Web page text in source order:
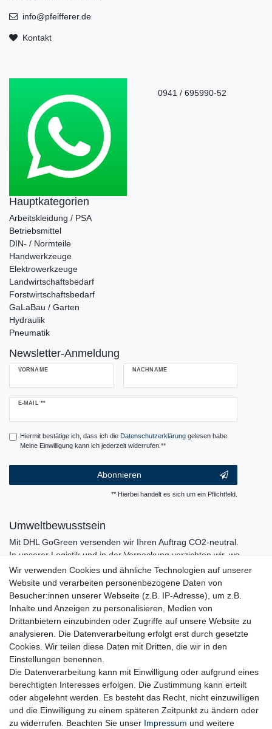
info@pfeifferer.de
Kontakt
0941 / 695990-52
Hauptkategorien
Arbeitskleidung / PSA
Betriebsmittel
DIN- / Normteile
Handwerkzeuge
Elektrowerkzeuge
Landwirtschaftsbedarf
Forstwirtschaftsbedarf
GaLaBau / Garten
Hydraulik
Pneumatik
Newsletter-Anmeldung
VORNAME NACHNAME
E-MAIL **
Newsletter
Hiermit bestätige ich, dass ich die Daten­schutz­erklärunggelesen habe.
Meine Einwilligung kann ich jederzeit widerrufen.**
Abonnieren
** Hierbei handelt es sich um ein Pflichtfeld.
Umweltbewusstsein
Mit DHL GoGreen versenden wir Ihren Auftrag CO2-neutral.
In unserer Logistik und in der Verpackung verzichten wir, wo
immer es möglich ist, auf den Einsatz von Kunststoffen und
Plastik.
Wir verwenden Cookies und ähnliche Technologien auf unserer
Website und verarbeiten personenbezogene Daten von
Besucher:innen unserer Webseite (z.B. IP-Adresse), um z.B.
Inhalte und Anzeigen zu personalisieren, Medien von
Drittanbietern einzubinden oder Zugriffe auf unsere Website zu
analysieren. Die Datenverarbeitung erfolgt erst durch gesetzte
Cookies. Wir teilen diese Daten mit Dritten, die wir in den
Einstellungen benennen.
Die Datenverarbeitung kann mit Einwilligung oder aufgrund eines
berechtigten Interesses erfolgen. Die Zustimmung kann erteilt
oder abgelehnt werden. Es besteht das Recht, nicht einzuwilligen
und die Einwilligung zu einem späteren Zeitpunkt zu ändern oder
zu widerrufen. Beachten Sie unser Impressum und weitere